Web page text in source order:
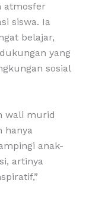
atmosfer
siswa. Ia
belajar,
yang
sosial
wali murid
hanya
anak-
artinya